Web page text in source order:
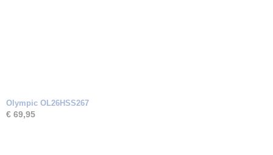
Olympic OL26HSS267
€ 69,95